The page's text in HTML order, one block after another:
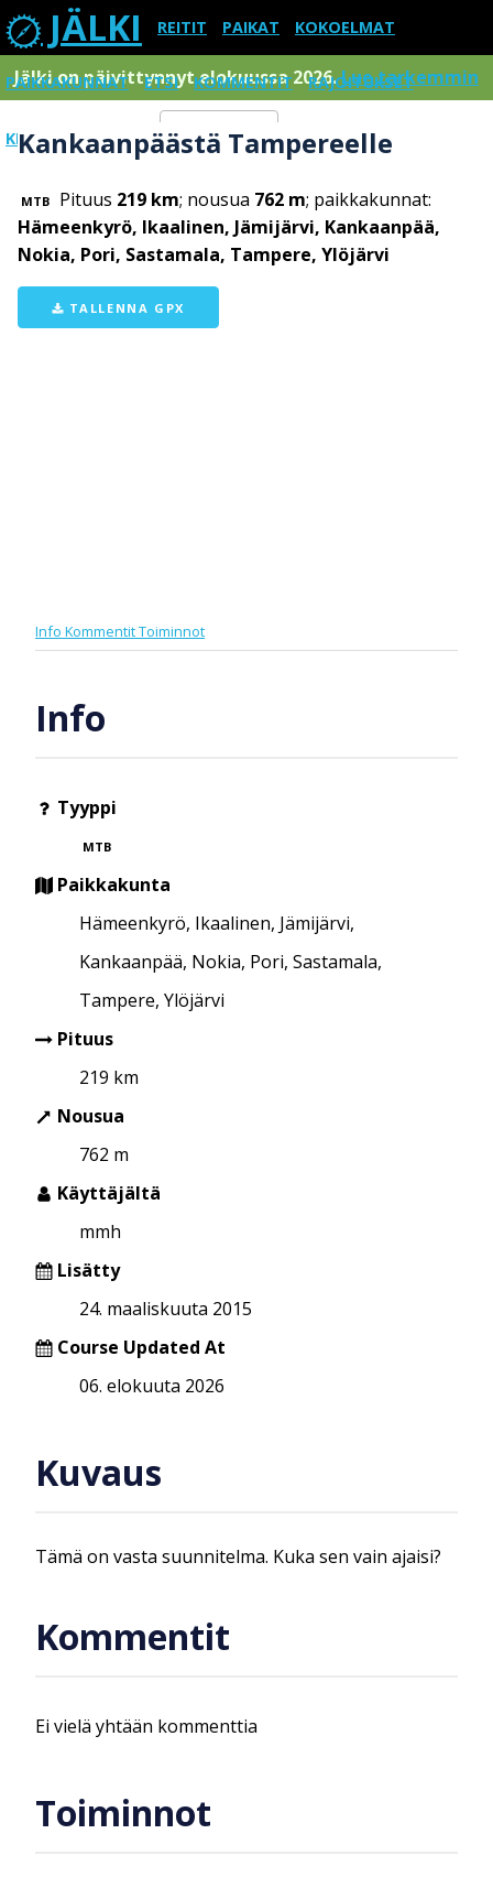
JÄLKI REITIT PAIKAT KOKOELMAT
PAIKKAKUNNAT ETSI KOMMENTIT RAJOITUKSET
KIRJAUDU SISÄÄN Menu
Jälki on päivittynnyt elokuussa 2026.Lue tarkemmin
Kankaanpäästä Tampereelle
MTB Pituus 219 km; nousua 762 m; paikkakunnat:
Hämeenkyrö, Ikaalinen, Jämijärvi, Kankaanpää,
Nokia, Pori, Sastamala, Tampere, Ylöjärvi
TALLENNA GPX
Info KommentitToiminnot
Info
Tyyppi
MTB
Paikkakunta
Hämeenkyrö, Ikaalinen, Jämijärvi,
Kankaanpää, Nokia, Pori, Sastamala,
Tampere, Ylöjärvi
Pituus
219 km
Nousua
762 m
Käyttäjältä
mmh
Lisätty
24. maaliskuuta 2015
Course Updated At
06. elokuuta 2026
Kuvaus
Tämä on vasta suunnitelma. Kuka sen vain ajaisi?
Kommentit
Ei vielä yhtään kommenttia
Toiminnot